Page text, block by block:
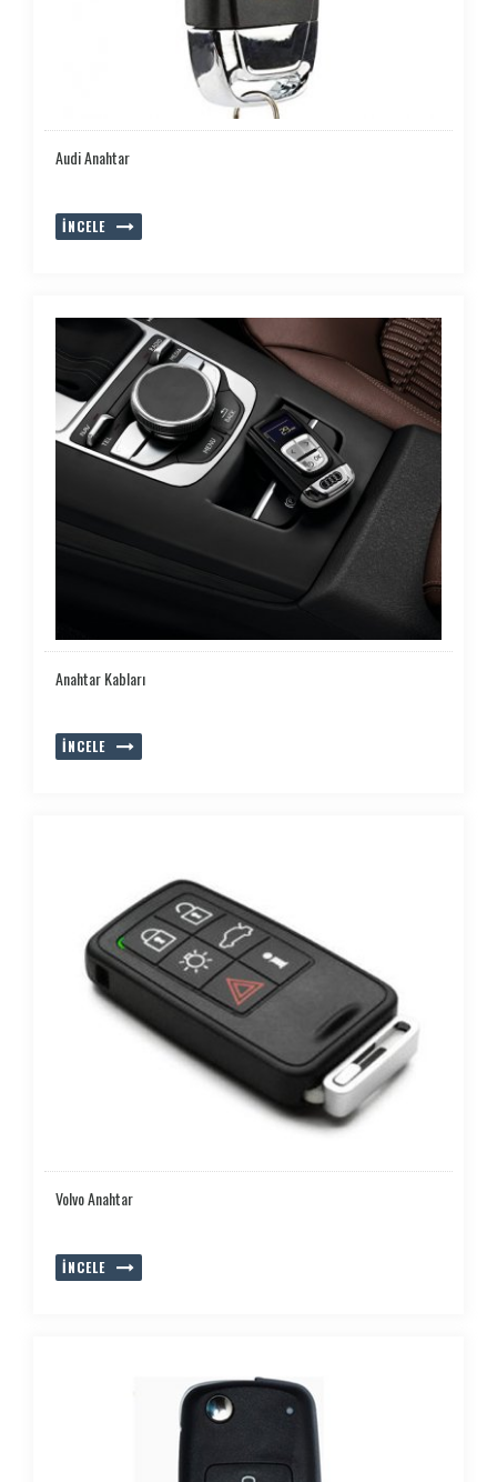
Audi Anahtar
İNCELE
Anahtar Kabları
İNCELE
Volvo Anahtar
İNCELE